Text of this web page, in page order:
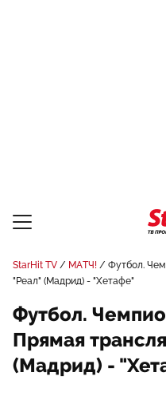
StarHit TV МАТЧ!
Футбол.
"Реал" (Мадрид) - "Хетафе"
Футбол.
Прямая
(Мадрид) -